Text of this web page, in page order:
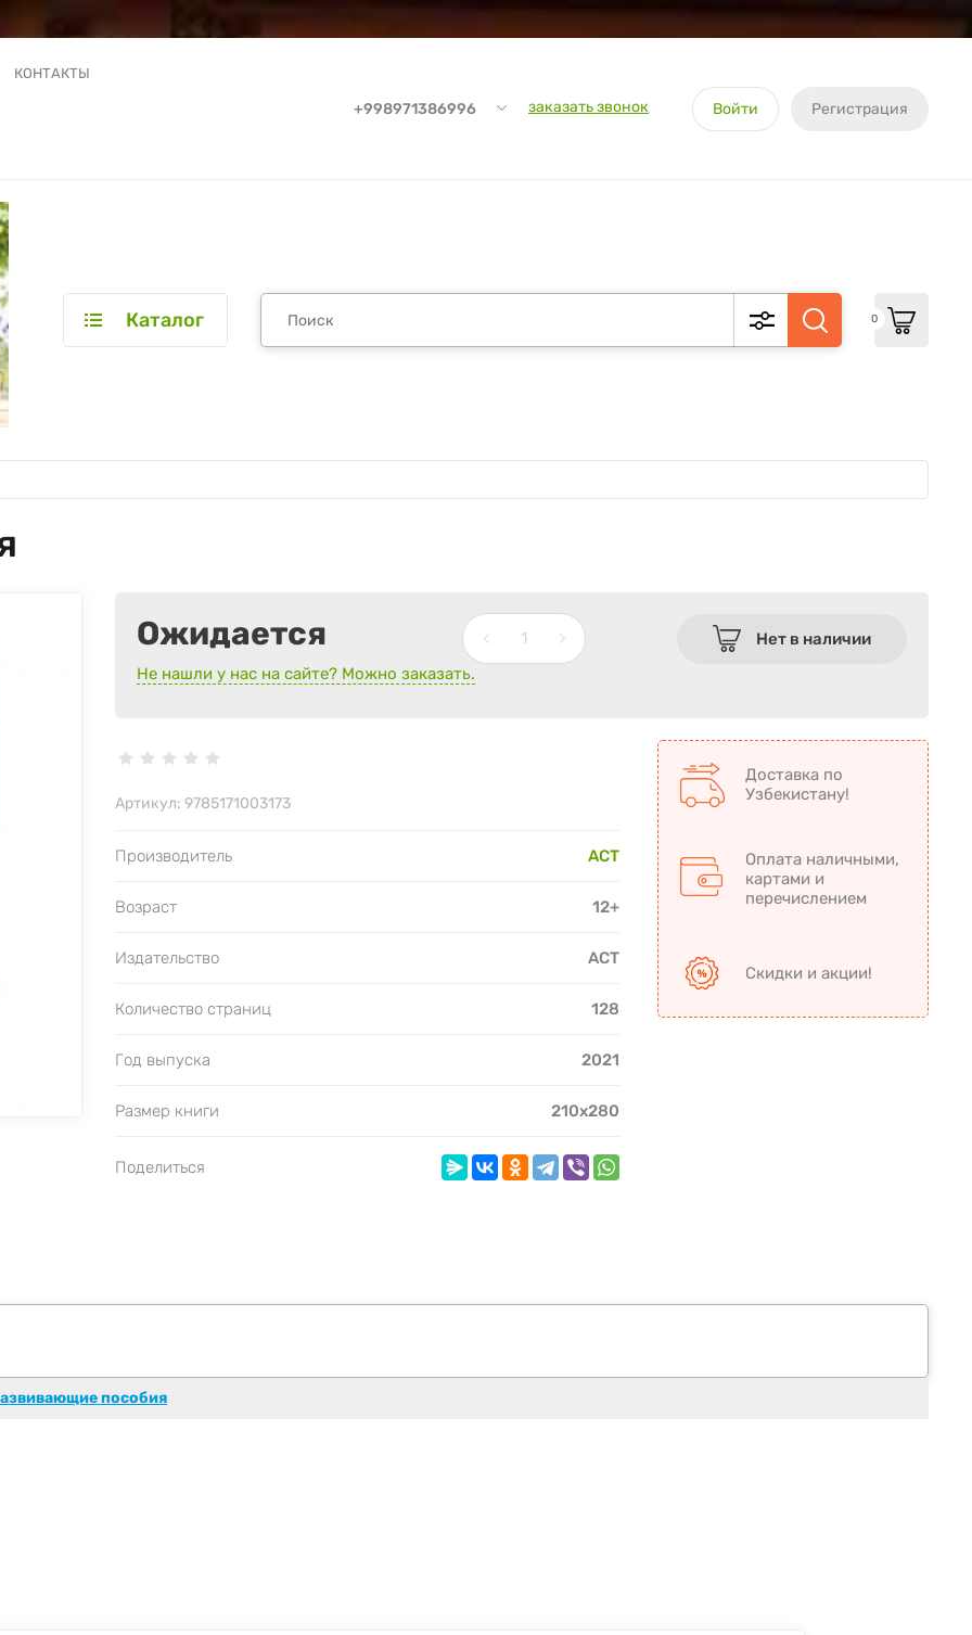
КОНТАКТЫ
+998971386996 заказать звонок Войти Регистрация
Каталог 0
Ожидается
Нет в наличии
Не нашли у нас на сайте? Можно заказать.
Артикул: 9785171003173
Производитель АСТ
Возраст 12+
Издательство АСТ
Количество страниц 128
Год выпуска 2021
Размер книги 210х280
Поделиться
Доставка по
Узбекистану!
Оплата наличными,
картами и
перечислением
Скидки и акции!
пособия